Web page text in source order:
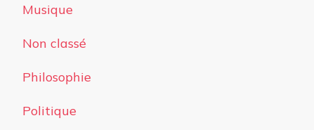
Musique
Non classé
Philosophie
Politique